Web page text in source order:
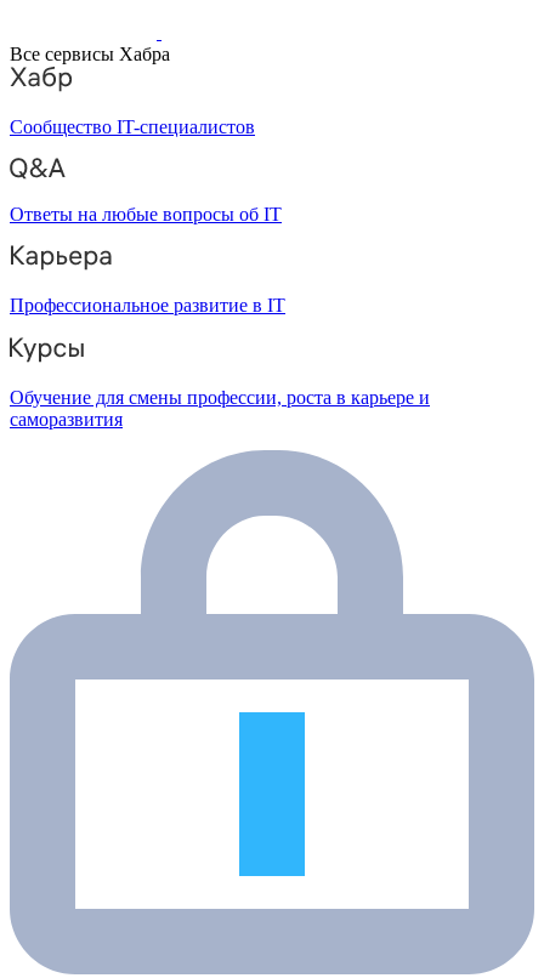
Все сервисы Хабра
Сообщество IT-специалистов
Ответы на любые вопросы об IT
Профессиональное развитие в IT
Обучение для смены профессии, роста в карьере и
саморазвития